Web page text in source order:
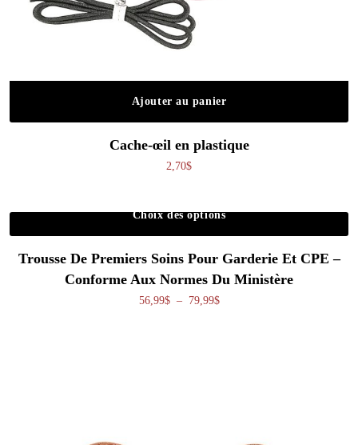
Ajouter au panier
Cache-œil en plastique
2,70$
Choix des options
Trousse De Premiers Soins Pour Garderie Et CPE –
Conforme Aux Normes Du Ministère
56,99$ – 79,99$Plage de prix : 56,99$ à